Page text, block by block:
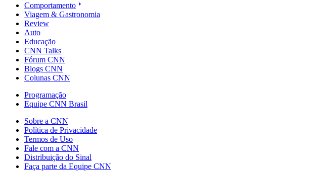
Comportamento
Viagem & Gastronomia
Review
Auto
Educação
CNN Talks
Fórum CNN
Blogs CNN
Colunas CNN
Programação
Equipe CNN Brasil
Sobre a CNN
Política de Privacidade
Termos de Uso
Fale com a CNN
Distribuição do Sinal
Faça parte da Equipe CNN